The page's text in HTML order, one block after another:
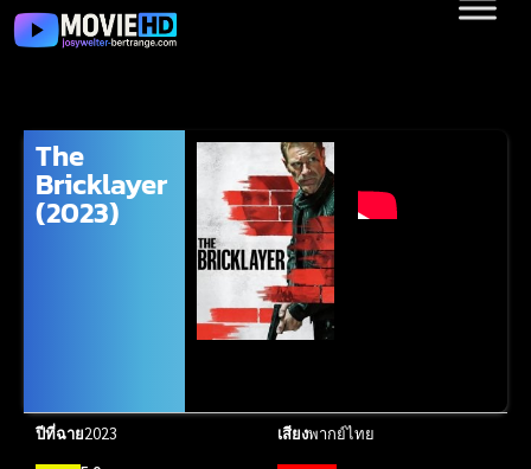
The
Bricklayer
(2023)
ปีที่ฉาย2023 เสียงพากย์ไทย